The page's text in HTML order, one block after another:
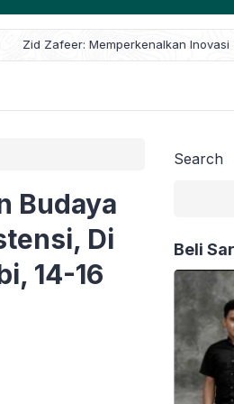
di Dunia Teknologi dalam
Budaya
Di
14-16
Search
Beli